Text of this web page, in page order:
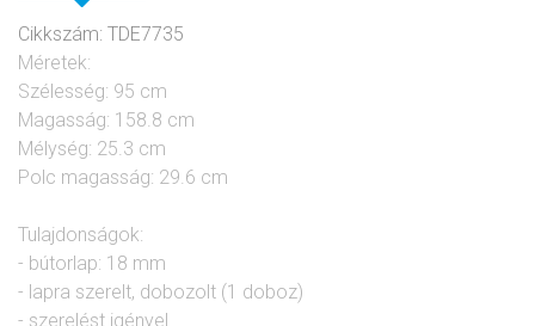
Cikkszám: TDE7735
Méretek:
Szélesség: 95 cm
Magasság: 158.8 cm
Mélység: 25.3 cm
Polc magasság: 29.6 cm
Tulajdonságok:
- bútorlap: 18 mm
- lapra szerelt, dobozolt (1 doboz)
- szerelést igényel